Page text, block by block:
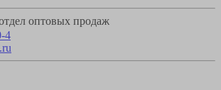
оптовых продаж
4